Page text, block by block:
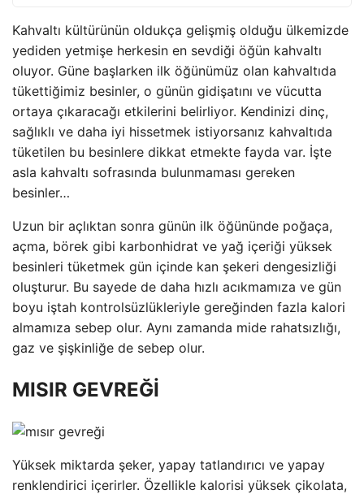
Kahvaltı kültürünün oldukça gelişmiş olduğu ülkemizde
yediden yetmişe herkesin en sevdiği öğün kahvaltı
oluyor. Güne başlarken ilk öğünümüz olan kahvaltıda
tükettiğimiz besinler, o günün gidişatını ve vücutta
ortaya çıkaracağı etkilerini belirliyor. Kendinizi dinç,
sağlıklı ve daha iyi hissetmek istiyorsanız kahvaltıda
tüketilen bu besinlere dikkat etmekte fayda var. İşte
asla kahvaltı sofrasında bulunmaması gereken
besinler…
Uzun bir açlıktan sonra günün ilk öğününde poğaça,
açma, börek gibi karbonhidrat ve yağ içeriği yüksek
besinleri tüketmek gün içinde kan şekeri dengesizliği
oluşturur. Bu sayede de daha hızlı acıkmamıza ve gün
boyu iştah kontrolsüzlükleriyle gereğinden fazla kalori
almamıza sebep olur. Aynı zamanda mide rahatsızlığı,
gaz ve şişkinliğe de sebep olur.
MISIR GEVREĞİ
Yüksek miktarda şeker, yapay tatlandırıcı ve yapay
renklendirici içerirler. Özellikle kalorisi yüksek çikolata,